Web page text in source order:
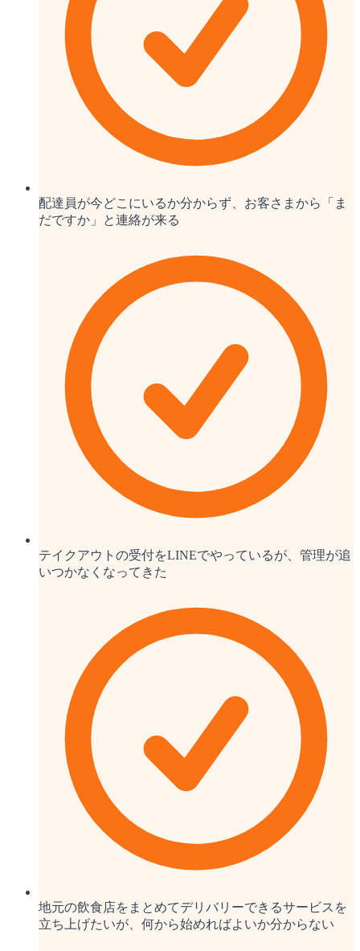
配達員が今どこにいるか分からず、お客さまから「ま
だですか」と連絡が来る
テイクアウトの受付をLINEでやっているが、管理が追
いつかなくなってきた
地元の飲食店をまとめてデリバリーできるサービスを
立ち上げたいが、何から始めればよいか分からない